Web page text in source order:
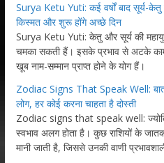
Surya Ketu Yuti: कई वर्षों बाद सूर्य-केतु
किस्मत और शुरू होंगे अच्छे दिन
Surya Ketu Yuti: केतु और सूर्य की
चमका सकती हैं। इसके प्रभाव से अटके
खूब नाम-सम्मान प्राप्त होने के योग हैं।
Zodiac Signs That Speak Well:
लोग, हर कोई करना चाहता है दोस्ती
Zodiac signs that speak well:
स्वभाव अलग होता है। कुछ राशियों के
मानी जाती है, जिससे उनकी वाणी